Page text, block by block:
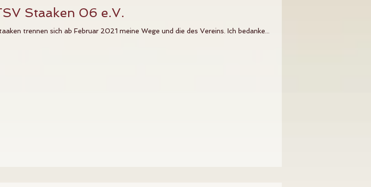
Staaken 06 e.V.
trennen sich ab Februar 2021 meine Wege und die des Vereins. Ich bedanke...